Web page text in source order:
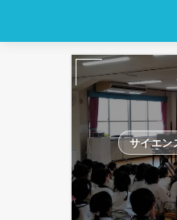
サイエン